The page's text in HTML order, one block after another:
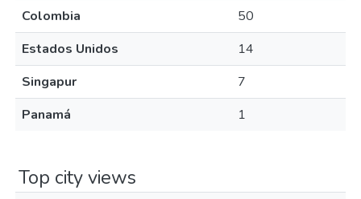
Colombia
50
Estados Unidos
14
Singapur
7
Panamá
1
Top city views